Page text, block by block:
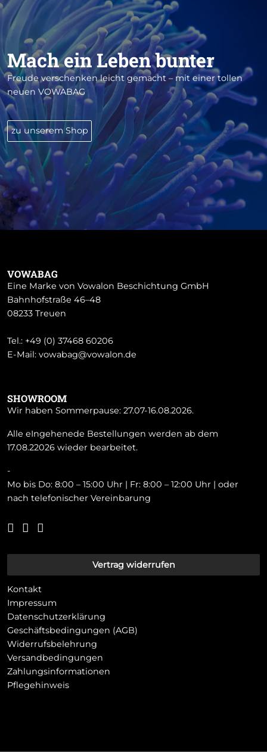
Mach ein Leben bunter
Freude verschenken leicht gemacht – mit einer tollen
neuen VOWABAG
zu unserem Shop
VOWABAG
Eine Marke von Vowalon Beschichtung GmbH
Bahnhofstraße 46–48
08233 Treuen
Tel.: +49 (0) 37468 60206
E-Mail: vowabag@vowalon.de
SHOWROOM
Wir haben Sommerpause: 27.07-16.08.2026.
Alle eIngehenede Bestellungen werden ab dem
17.08.22026 wieder bearbeitet.
-
Mo bis Do: 8:00 – 15:00 Uhr | Fr: 8:00 – 12:00 Uhr | oder
nach telefonischer Vereinbarung
Vertrag widerrufen
Kontakt
Impressum
Datenschutzerklärung
Geschäftsbedingungen (AGB)
Widerrufsbelehrung
Versandbedingungen
Zahlungsinformationen
Pflegehinweis